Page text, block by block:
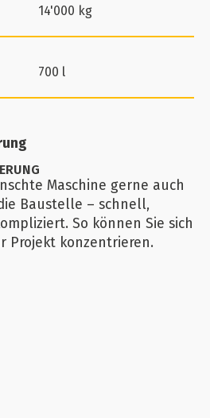
14'000 kg
700 l
Maschine gerne auch
Baustelle – schnell,
So können Sie sich
Projekt konzentrieren.